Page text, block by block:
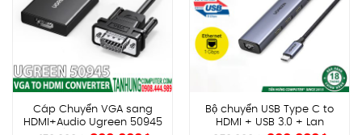
Cáp Chuyển VGA sang
HDMI+Audio Ugreen 50945
Bộ chuyển USB Type C to
HDMI + USB 3.0 + Lan